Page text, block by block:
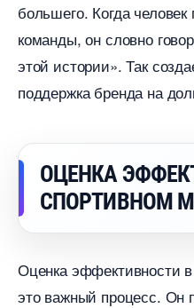
ольшего. Когда человек
команды, он словно
этой истории». Так
поддержка бренда на
ОЦЕНКА
СПОРТИВНОМ
Оценка эффективности
это важный процесс. Он